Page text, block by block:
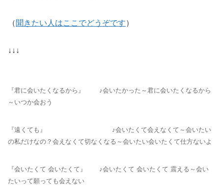
（聞きたい人はここでどうぞです）
↓↓↓
『君に会いたくなるから』 ♪会いたかった～君に会いたくなるから
～いつか会おう
『遠くても』 ♪会いたくて会えなくて～会いたい
の私だけなの？会えなくて切なくなる～会いたい会いたくて仕方ないよ
『会いたくて 会いたくて』 ♪会いたくて 会いたくて 震える～会い
たいって願っても会えない